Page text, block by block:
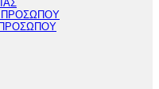
ΠΡΟΣΩΠΟΥ